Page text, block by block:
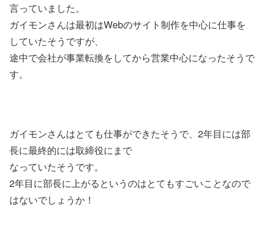
言っていました。
ガイモンさんは最初はWebのサイト制作を中心に仕事を
していたそうですが、
途中で会社が事業転換をしてから営業中心になったそうで
す。
ガイモンさんはとても仕事ができたそうで、2年目には部
長に最終的には取締役にまで
なっていたそうです。
2年目に部長に上がるというのはとてもすごいことなので
はないでしょうか！